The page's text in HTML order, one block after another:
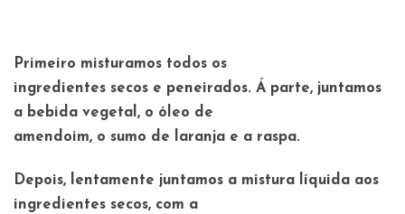
Primeiro misturamos todos os
ingredientes secos e peneirados. Á parte, juntamos
a bebida vegetal, o óleo de
amendoim, o sumo de laranja e a raspa.
Depois, lentamente juntamos a mistura líquida aos
ingredientes secos, com a